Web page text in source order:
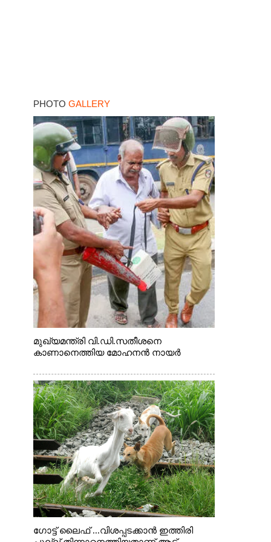
PHOTO GALLERY
മുഖ്യമന്ത്രി വി.ഡി.സതീശനെ
കാണാനെത്തിയ മോഹനൻ നായർ
ഗോട്ട് ലൈഫ് ...വിശപ്പടക്കാൻ ഇത്തിരി